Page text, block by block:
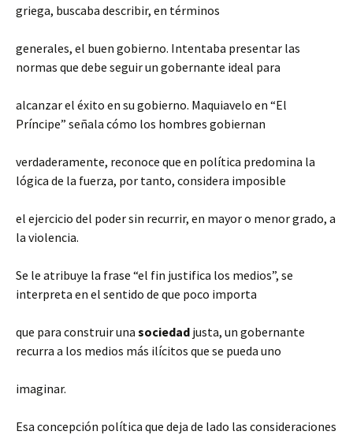
griega, buscaba describir, en términos
generales, el buen gobierno. Intentaba presentar las
normas que debe seguir un gobernante ideal para
alcanzar el éxito en su gobierno. Maquiavelo en “El
Príncipe” señala cómo los hombres gobiernan
verdaderamente, reconoce que en política predomina la
lógica de la fuerza, por tanto, considera imposible
el ejercicio del poder sin recurrir, en mayor o menor grado, a
la violencia.
Se le atribuye la frase “el fin justifica los medios”, se
interpreta en el sentido de que poco importa
que para construir una sociedad justa, un gobernante
recurra a los medios más ilícitos que se pueda uno
imaginar.
Esa concepción política que deja de lado las consideraciones